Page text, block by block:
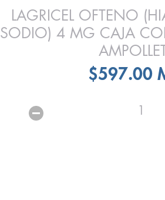
LAGRICEL OFTENO
SODIO) 4 MG CAJA
$597.00
1